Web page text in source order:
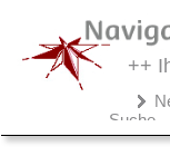
++
Suche
Navigator-
►